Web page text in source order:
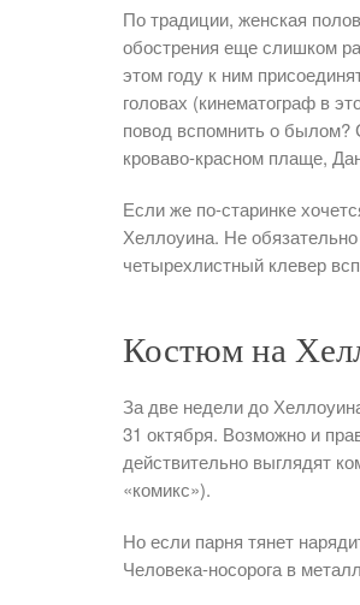
По традиции, женская
обострения еще слишком
этом году к ним
головах (кинематограф в
повод вспомнить о былом?
кроваво-красном плаще,
Если же по-старинке
Хеллоуина. Не
четырехлистный клевер
Костюм на
За две недели до
31 октября. Возможно и
действительно выглядят
«комикс»).
Но если парня тянет
Человека-носорога в